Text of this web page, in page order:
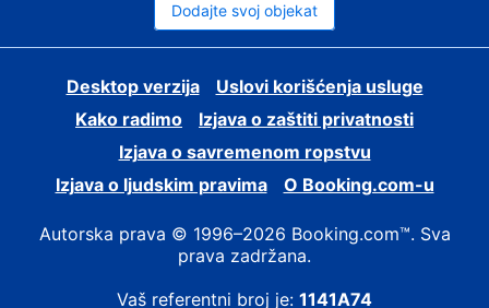
Dodajte svoj objekat
Desktop verzija
Uslovi korišćenja usluge
Kako radimo
Izjava o zaštiti privatnosti
Izjava o savremenom ropstvu
Izjava o ljudskim pravima
О Booking.com-u
Autorska prava © 1996–2026 Booking.com™. Sva
prava zadržana.
Vaš referentni broj je: 1141A74